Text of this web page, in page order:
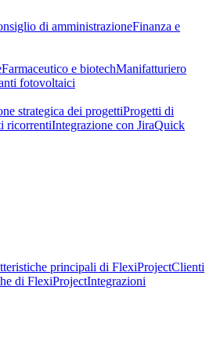
di amministrazioneFinanza e
Farmaceutico e biotechManifatturiero
fotovoltaici
strategica dei progettiProgetti di
ricorrentiIntegrazione con JiraQuick
principali di FlexiProjectClienti
di FlexiProjectIntegrazioni